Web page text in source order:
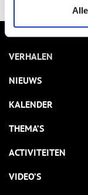
VERHALEN
NIEUWS
KALENDER
THEMA’S
ACTIVITEITEN
VIDEO’S